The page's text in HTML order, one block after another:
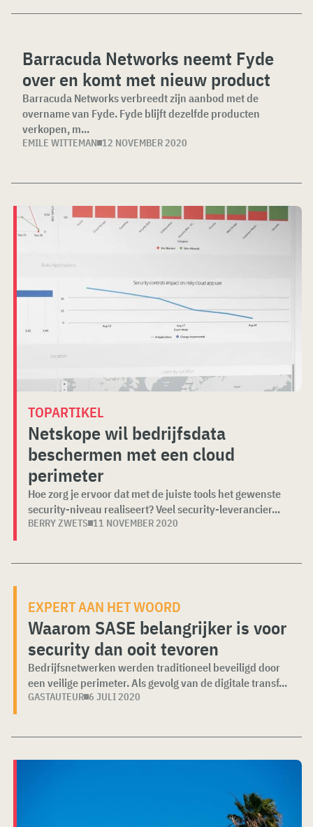
Barracuda Networks neemt Fyde
over en komt met nieuw product
Barracuda Networks verbreedt zijn aanbod met de
overname van Fyde. Fyde blijft dezelfde producten
verkopen, m...
EMILE WITTEMAN 12 NOVEMBER 2020
TOPARTIKEL
Netskope wil bedrijfsdata
beschermen met een cloud
perimeter
Hoe zorg je ervoor dat met de juiste tools het gewenste
security-niveau realiseert? Veel security-leverancier...
BERRY ZWETS 11 NOVEMBER 2020
EXPERT AAN HET WOORD
Waarom SASE belangrijker is voor
security dan ooit tevoren
Bedrijfsnetwerken werden traditioneel beveiligd door
een veilige perimeter. Als gevolg van de digitale transf...
GASTAUTEUR 6 JULI 2020